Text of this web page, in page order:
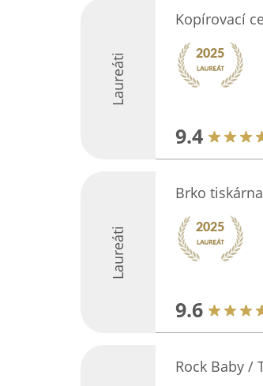
Laureáti
Kopírovací
9.4
Laureáti
Brko tiskárna
9.6
Rock Baby /